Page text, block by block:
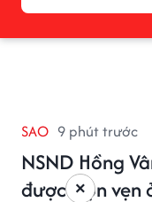
SAO 9 phút trước
NSND Hồng
được trọn vẹn
×